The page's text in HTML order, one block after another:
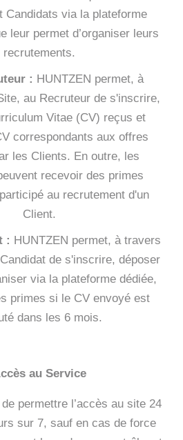
Candidats via la plateforme
leur permet d’organiser leurs
recrutements.
: HUNTZEN permet, à
au Recruteur de s'inscrire,
Vitae (CV) reçus et
correspondants aux offres
les Clients. En outre, les
recevoir des primes
au recrutement d'un
Client.
: HUNTZEN permet, à travers
de s'inscrire, déposer
via la plateforme dédiée,
primes si le CV envoyé est
dans les 6 mois.
au Service
permettre l’accès au site 24
sur 7, sauf en cas de force